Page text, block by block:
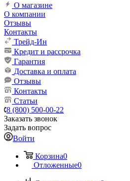
О магазине
О компании
Отзывы
Контакты
Трейд-Ин
Кредит и рассрочка
Гарантия
Доставка и оплата
Отзывы
Контакты
Статьи
8 (800) 500-00-22
Заказать звонок
Задать вопрос
Войти
Корзина0
Отложенные0